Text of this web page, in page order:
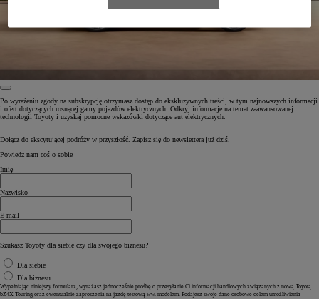
Po wyrażeniu zgody na subskrypcję otrzymasz dostęp do ekskluzywnych treści, w tym najnowszych informacji
i ofert dotyczących rosnącej gamy pojazdów elektrycznych. Odkryj informacje na temat zaawansowanej
technologii Toyoty i uzyskaj pomocne wskazówki dotyczące aut elektrycznych.
Dołącz do ekscytującej podróży w przyszłość. Zapisz się do newslettera już dziś.
Powiedz nam coś o sobie
Imię
Nazwisko
E-mail
Szukasz Toyoty dla siebie czy dla swojego biznesu?
Dla siebie
Dla biznesu
Wypełniając niniejszy formularz, wyrażasz jednocześnie prośbę o przesyłanie Ci informacji handlowych związanych z nową Toyotą
bZ4X Touring oraz ewentualnie zaproszenia na jazdę testową ww. modelem. Podajesz swoje dane osobowe celem umożliwienia